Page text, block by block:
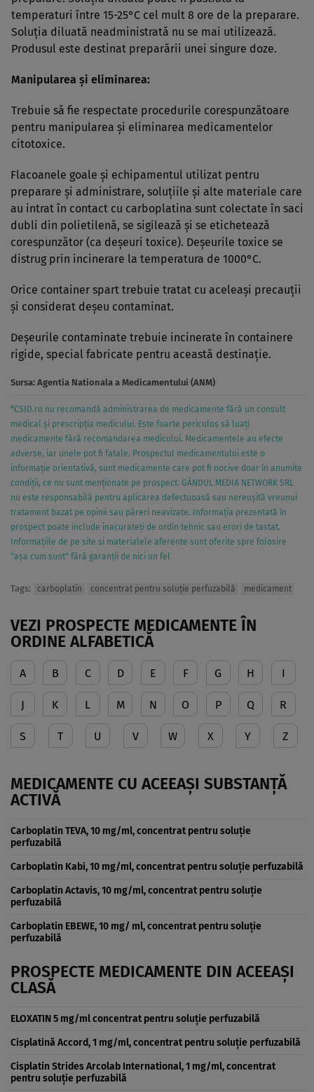
temperaturi între 15-25°C cel mult 8 ore de la preparare.
Soluţia diluată neadministrată nu se mai utilizează.
Produsul este destinat preparării unei singure doze.
Manipularea şi eliminarea:
Trebuie să fie respectate procedurile corespunzătoare
pentru manipularea şi eliminarea medicamentelor
citotoxice.
Flacoanele goale şi echipamentul utilizat pentru
preparare şi administrare, soluţiile şi alte materiale care
au intrat în contact cu carboplatina sunt colectate în saci
dubli din polietilenă, se sigilează şi se etichetează
corespunzător (ca deşeuri toxice). Deşeurile toxice se
distrug prin incinerare la temperatura de 1000°C.
Orice container spart trebuie tratat cu aceleaşi precauţii
şi considerat deşeu contaminat.
Deşeurile contaminate trebuie incinerate în containere
rigide, special fabricate pentru această destinaţie.
Sursa: Agentia Nationala a Medicamentului (ANM)
*CSID.ro nu recomandă administrarea de medicamente fără un consult
medical și prescripția medicului. Este foarte periculos să luați
medicamente fără recomandarea medicului. Medicamentele au efecte
adverse, iar unele pot fi fatale. Prospectul medicamentului este o
informație orientativă, sunt medicamente care pot fi nocive doar în anumite
condiții, ce nu sunt menționate pe prospect. GÂNDUL MEDIA NETWORK SRL
nu este responsabilă pentru aplicarea defectuoasă sau nereușită vreunui
tratament bazat pe opinii sau păreri neavizate. Informația prezentată în
prospect poate include inacurateți de ordin tehnic sau erori de tastat.
Informațiile de pe site si materialele aferente sunt oferite spre folosire
"așa cum sunt" fără garanții de nici un fel
Tags: carboplatin concentrat pentru soluţie perfuzabilă medicament
VEZI PROSPECTE MEDICAMENTE ÎN
ORDINE ALFABETICĂ
A B C D E F G H I
J K L M N O P Q R
S T U V W X Y Z
MEDICAMENTE CU ACEEAȘI SUBSTANȚĂ
ACTIVĂ
Carboplatin TEVA, 10 mg/ml, concentrat pentru soluţie
perfuzabilă
Carboplatin Kabi, 10 mg/ml, concentrat pentru soluţie perfuzabilă
Carboplatin Actavis, 10 mg/ml, concentrat pentru soluţie
perfuzabilă
Carboplatin EBEWE, 10 mg/ ml, concentrat pentru soluţie
perfuzabilă
PROSPECTE MEDICAMENTE DIN ACEEAȘI
CLASĂ
ELOXATIN 5 mg/ml concentrat pentru soluţie perfuzabilă
Cisplatină Accord, 1 mg/ml, concentrat pentru soluţie perfuzabilă
Cisplatin Strides Arcolab International, 1 mg/ml, concentrat
pentru soluţie perfuzabilă